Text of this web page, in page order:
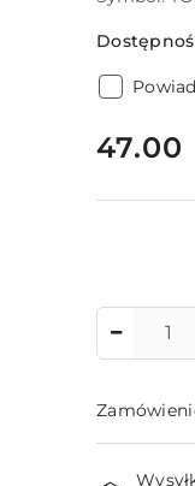
cena:
47.00